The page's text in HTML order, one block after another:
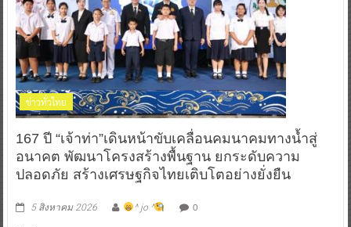
ข่าวทั่วไทย
167 ปี “เจ้าท่า”เดินหน้าขับเคลื่อนคมนาคมทางน้ำสู่
อนาคต พัฒนาโครงสร้างพื้นฐาน ยกระดับความ
ปลอดภัย สร้างเศรษฐกิจไทยเติบโตอย่างยั่งยืน
5 สิงหาคม 2026 ^ jo ^ 0